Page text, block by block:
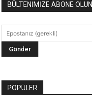
BÜLTENİMİZE ABONE OLUN
POPÜLER